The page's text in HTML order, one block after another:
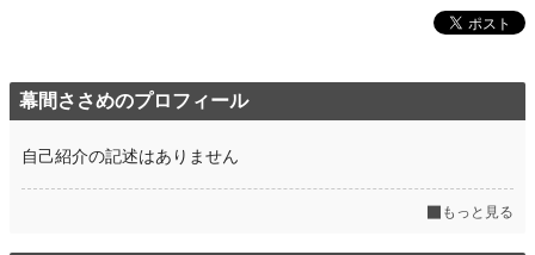
幕間ささめのプロフィール
自己紹介の記述はありません
もっと見る